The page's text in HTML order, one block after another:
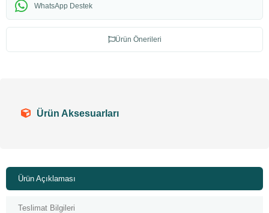
WhatsApp Destek
Ürün Önerileri
Ürün Aksesuarları
Ürün Açıklaması
Teslimat Bilgileri